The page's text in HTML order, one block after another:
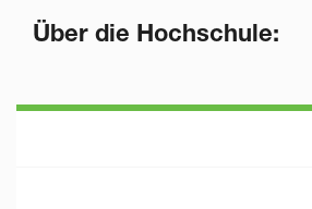
Über die Hochschule: